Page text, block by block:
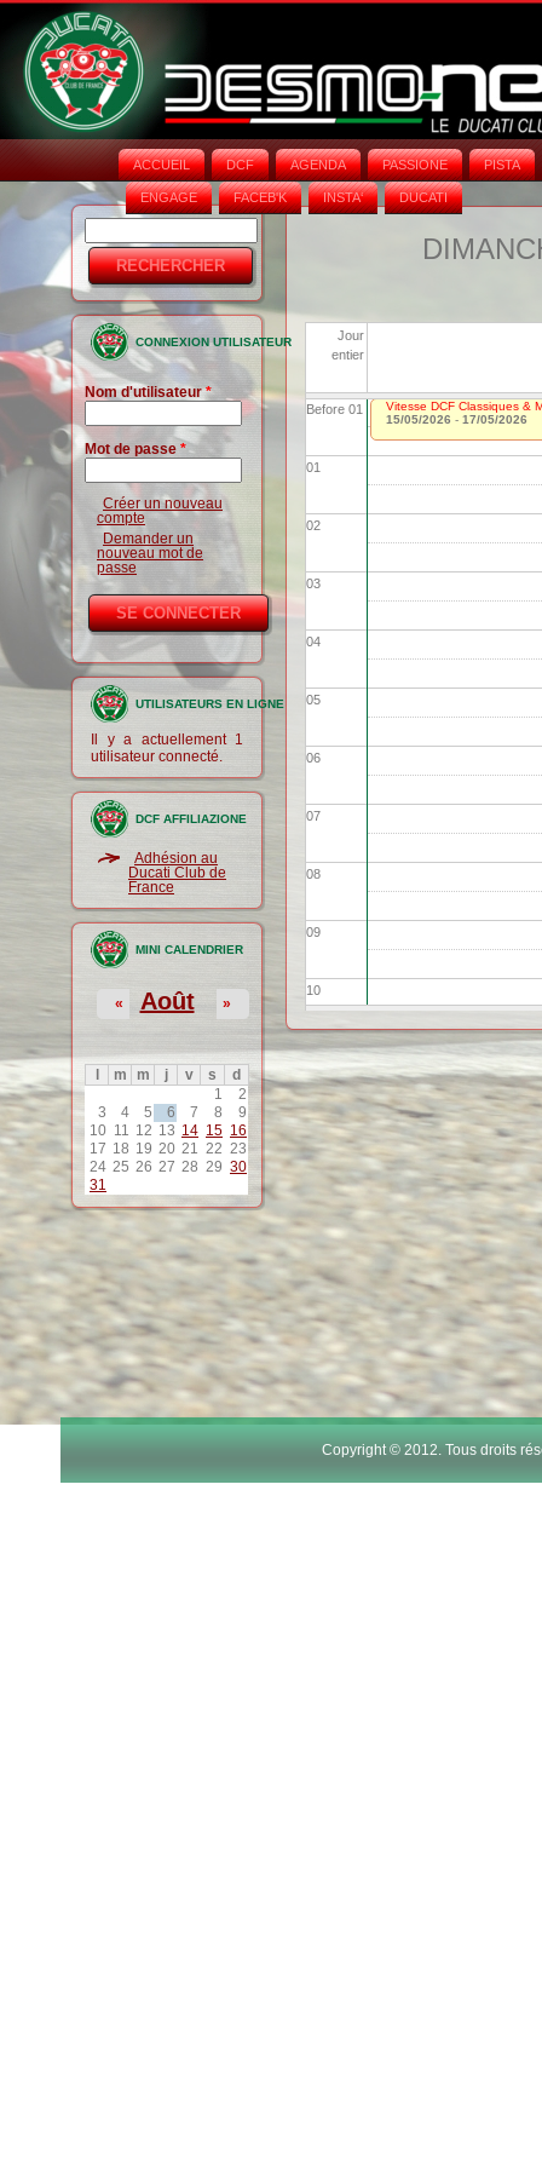
ACCUEIL DCF AGENDA PASSIONE PISTA
ENGAGE FACEB'K INSTA‘ DUCATI
Formulaire
de
recherche
CONNEXION UTILISATEUR
Nom d'utilisateur*
Mot de passe *
Créer un nouveau
compte
Demander un
nouveau mot de
passe
UTILISATEURS EN LIGNE
Il y a actuellement 1
utilisateur connecté.
DCF AFFILIAZIONE
Adhésion au
Ducati Club de
France
MINI CALENDRIER
Août
« »
m m j v s
d
1
2
3
4 5 6 7 8
9
10 11 12 13 14 15 16
17 18 19 20 21 22 23
24 25 26 27 28 29 30
31
Jour
entier
Before 01
01
02
03
04
05
06
07
08
09
10
11
12
13
15
17
Vitesse DCF Classiques &
15/05/2026 - 17/05/2026
Copyright © 2012. Tous droits